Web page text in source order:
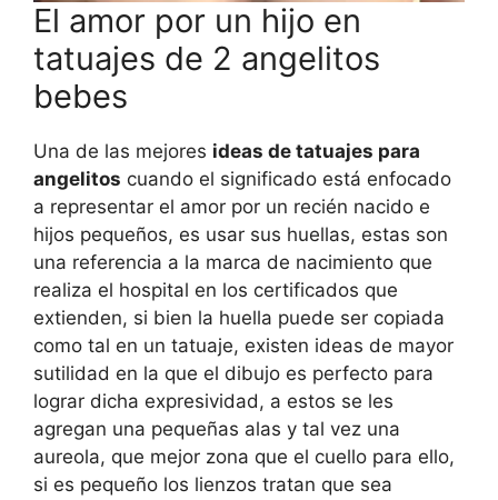
El amor por un hijo en
tatuajes de 2 angelitos
bebes
Una de las mejores ideas de tatuajes para
angelitos cuando el significado está enfocado
a representar el amor por un recién nacido e
hijos pequeños, es usar sus huellas, estas son
una referencia a la marca de nacimiento que
realiza el hospital en los certificados que
extienden, si bien la huella puede ser copiada
como tal en un tatuaje, existen ideas de mayor
sutilidad en la que el dibujo es perfecto para
lograr dicha expresividad, a estos se les
agregan una pequeñas alas y tal vez una
aureola, que mejor zona que el cuello para ello,
si es pequeño los lienzos tratan que sea